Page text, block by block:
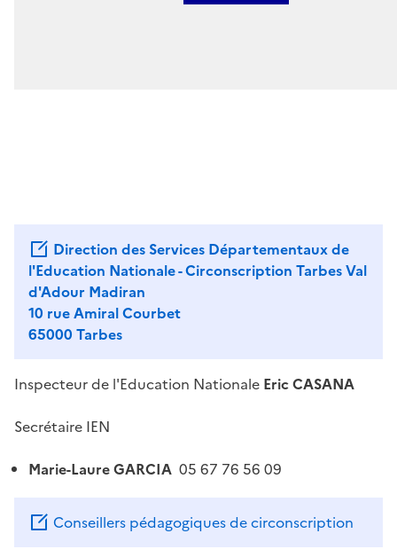
Direction des Services Départementaux de
l'Education Nationale - Circonscription Tarbes Val
d'Adour Madiran
10 rue Amiral Courbet
65000 Tarbes
Inspecteur de l'Education Nationale Eric CASANA
Secrétaire IEN
Marie-Laure GARCIA 05 67 76 56 09
Conseillers pédagogiques de circonscription